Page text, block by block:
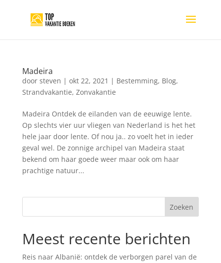
Madeira
door steven | okt 22, 2021 | Bestemming, Blog,
Strandvakantie, Zonvakantie
Madeira Ontdek de eilanden van de eeuwige lente.
Op slechts vier uur vliegen van Nederland is het het
hele jaar door lente. Of nou ja.. zo voelt het in ieder
geval wel. De zonnige archipel van Madeira staat
bekend om haar goede weer maar ook om haar
prachtige natuur...
Meest recente berichten
Reis naar Albanië: ontdek de verborgen parel van de